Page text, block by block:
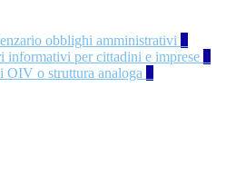
obblighi amministrativi 1
informativi per cittadini e imprese 1
OIV o struttura analoga 2